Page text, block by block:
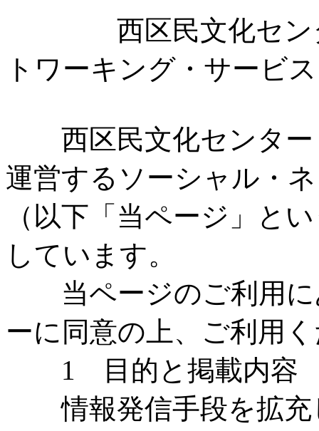
西区民文化センタ
トワーキング・サービ
西区民文化センター
運営するソーシャル・
（以下「当ページ」と
しています。
当ページのご利用に
ーに同意の上、ご利用
1 目的と掲載内容
情報発信手段を拡充